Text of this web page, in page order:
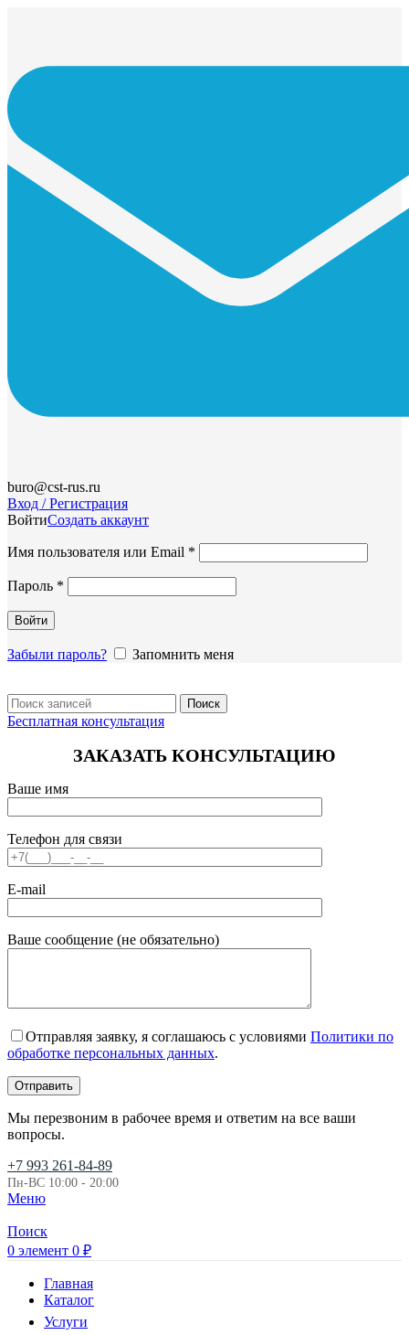
buro@cst-rus.ru
Вход / Регистрация
ВойтиСоздать аккаунт
Имя пользователя или Email *
Пароль *
Войти
Забыли пароль? Запомнить меня
Поиск
Бесплатная консультация
ЗАКАЗАТЬ КОНСУЛЬТАЦИЮ
Ваше имя
Телефон для связи
E-mail
Ваше сообщение (не обязательно)
Отправляя заявку, я соглашаюсь с условиями Политики по
обработке персональных данных.
Мы перезвоним в рабочее время и ответим на все ваши
вопросы.
+7 993 261-84-89
Пн-ВС 10:00 - 20:00
Меню
Поиск
0 элемент 0 ₽
Главная
Каталог
Услуги